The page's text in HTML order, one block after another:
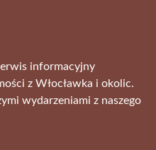
informacyjny
z Włocławka i okolic.
wydarzeniami z naszego